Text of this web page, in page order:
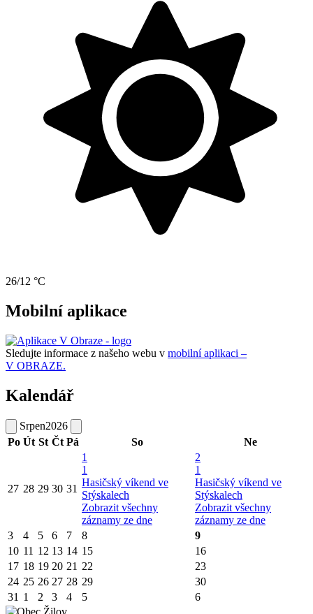
26/12 °C
Mobilní aplikace
Sledujte informace z našeho webu v mobilní aplikaci –
V OBRAZE.
Kalendář
Srpen2026
Po Út St Čt Pá So Ne
27 28 29 30 31
1
1
Hasičský víkend ve
Stýskalech
Zobrazit všechny
záznamy ze dne
2
1
Hasičský víkend ve
Stýskalech
Zobrazit všechny
záznamy ze dne
3
4 5 6 7 8
9
10 11 12 13 14 15
16
17 18 19 20 21 22
23
24 25 26 27 28 29
30
31 1 2 3 4 5 6